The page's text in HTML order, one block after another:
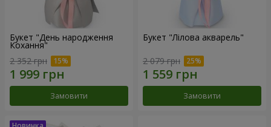
Букет "День народження
Кохання"
2 352 грн
Замовити
Букет "Лілова акварель"
2 079 грн
Замовити